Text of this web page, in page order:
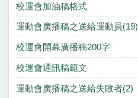
校運會加油稿格式
運動會廣播稿之送給運動員(19)
校運會開幕廣播稿200字
校運會通訊稿範文
運動會廣播稿之送給失敗者(2)